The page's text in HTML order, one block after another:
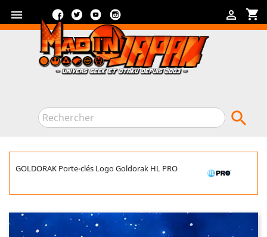
 shopping_cart

FacebookTwitterYouTube

GOLDORAK Porte-clés Logo Goldorak HL PRO